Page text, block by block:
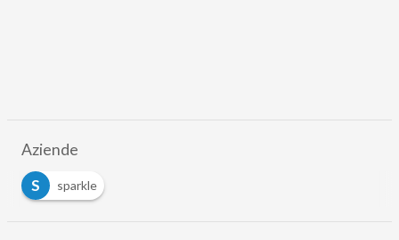
Aziende
S
sparkle